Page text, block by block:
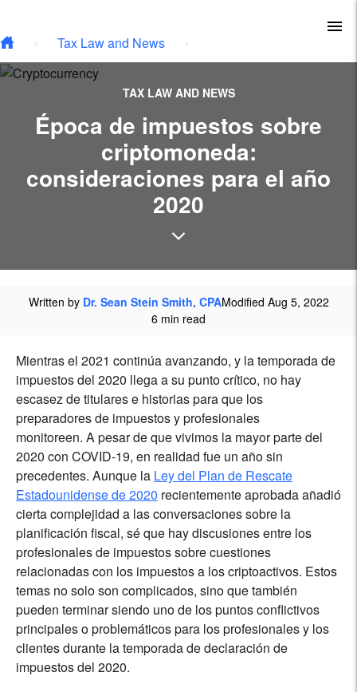
Tax Law and News
TAX LAW AND NEWS
Época de impuestos sobre
criptomoneda:
consideraciones para el año
2020
Written by Dr. Sean Stein Smith, CPAModified Aug 5, 2022
6 min read
Mientras el 2021 continúa avanzando, y la temporada de
impuestos del 2020 llega a su punto crítico, no hay
escasez de titulares e historias para que los
preparadores de impuestos y profesionales
monitoreen. A pesar de que vivimos la mayor parte del
2020 con COVID-19, en realidad fue un año sin
precedentes. Aunque la Ley del Plan de Rescate
Estadounidense de 2020 recientemente aprobada añadió
cierta complejidad a las conversaciones sobre la
planificación fiscal, sé que hay discusiones entre los
profesionales de impuestos sobre cuestiones
relacionadas con los impuestos a los criptoactivos. Estos
temas no solo son complicados, sino que también
pueden terminar siendo uno de los puntos conflictivos
principales o problemáticos para los profesionales y los
clientes durante la temporada de declaración de
impuestos del 2020.